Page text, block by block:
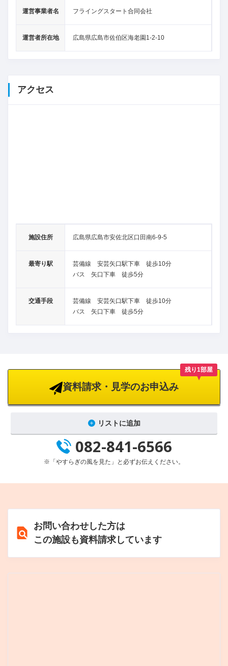
運営事業者名 フライングスタート合同会社
運営者所在地 広島県広島市佐伯区海老園1-2-10
アクセス
施設住所 広島県広島市安佐北区口田南6-9-5
最寄り駅
芸備線 安芸矢口駅下車 徒歩10分
バス 矢口下車 徒歩5分
交通手段
芸備線 安芸矢口駅下車 徒歩10分
バス 矢口下車 徒歩5分
残り1部屋
資料請求・見学のお申込み
リストに追加
082-841-6566
※「やすらぎの風を見た」と必ずお伝えください。
お問い合わせした方は
この施設も資料請求しています